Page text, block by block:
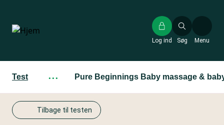
hovedindhold
Søg
Log ind Menu
Test ··· Pure Beginnings Baby massage &
Tilbage til testen